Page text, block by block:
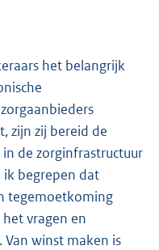
het belangrijk
zijn zij bereid de
de zorginfrastructuur
ik begrepen dat
tegemoetkoming
vragen en
winst maken is